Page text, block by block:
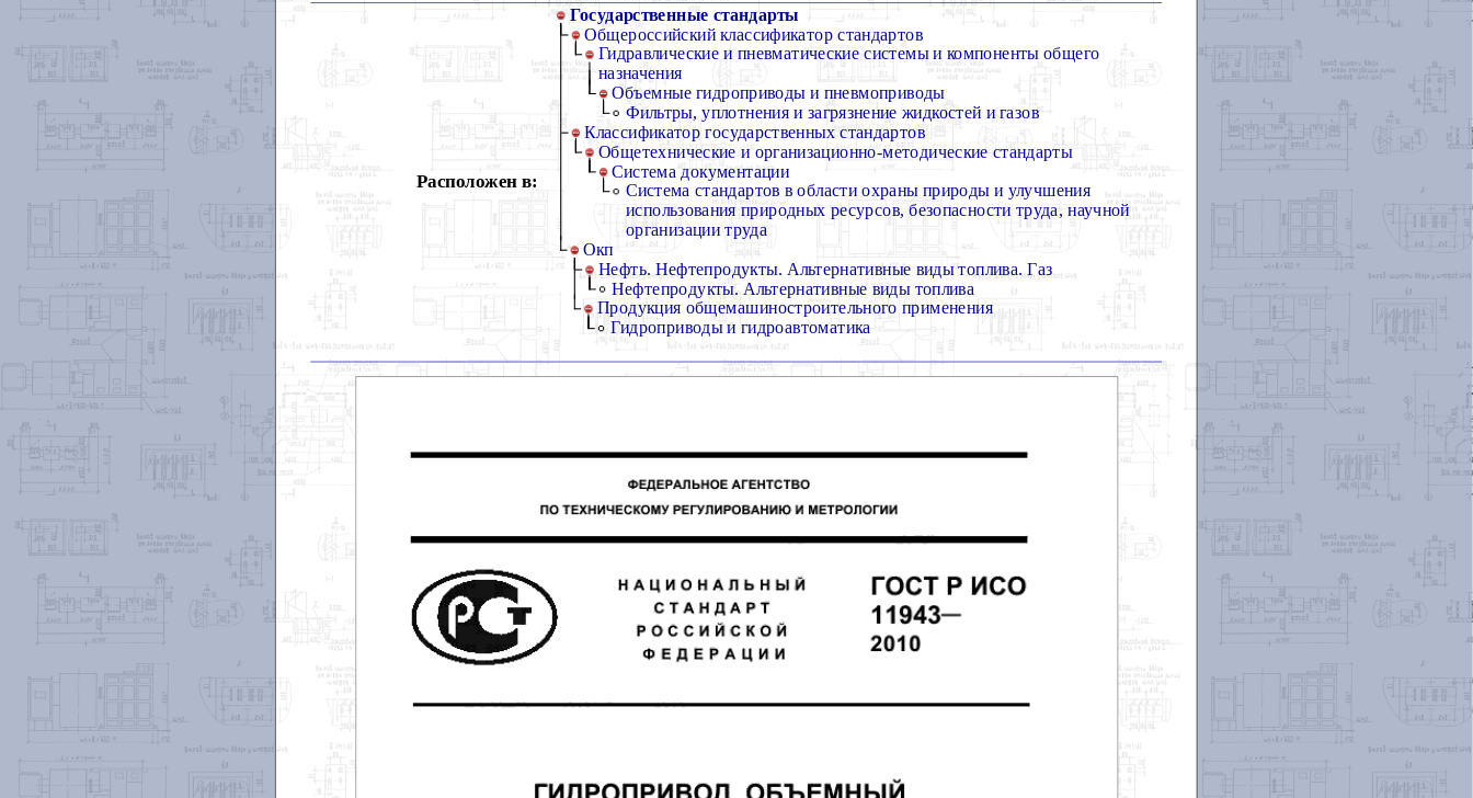
Расположен в:
Государственные стандарты
Общероссийский классификатор стандартов
Гидравлические и пневматические системы и компоненты общего
назначения
Объемные гидроприводы и пневмоприводы
Фильтры, уплотнения и загрязнение жидкостей и газов
Классификатор государственных стандартов
Общетехнические и организационно-методические стандарты
Система документации
Система стандартов в области охраны природы и улучшения
использования природных ресурсов, безопасности труда, научной
организации труда
Окп
Нефть. Нефтепродукты. Альтернативные виды топлива. Газ
Нефтепродукты. Альтернативные виды топлива
Продукция общемашиностроительного применения
Гидроприводы и гидроавтоматика